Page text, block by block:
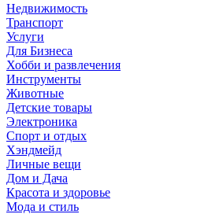
Недвижимость
Транспорт
Услуги
Для Бизнеса
Хобби и развлечения
Инструменты
Животные
Детские товары
Электроника
Спорт и отдых
Хэндмейд
Личные вещи
Дом и Дача
Красота и здоровье
Мода и стиль